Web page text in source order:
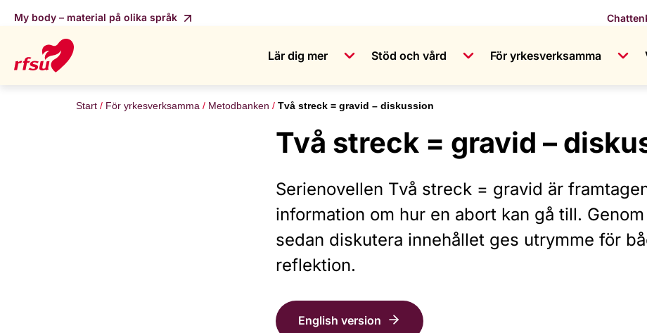
My body – material på olika språk Chatten
Lär dig mer Stöd och vård För yrkesverksamma
Start För yrkesverksamma Metodbanken Två streck = gravid – diskussion
Två streck = gravid –
Serienovellen Två streck = gravid är
information om hur en abort kan gå till.
sedan diskutera innehållet ges utrymme för
reflektion.
English version